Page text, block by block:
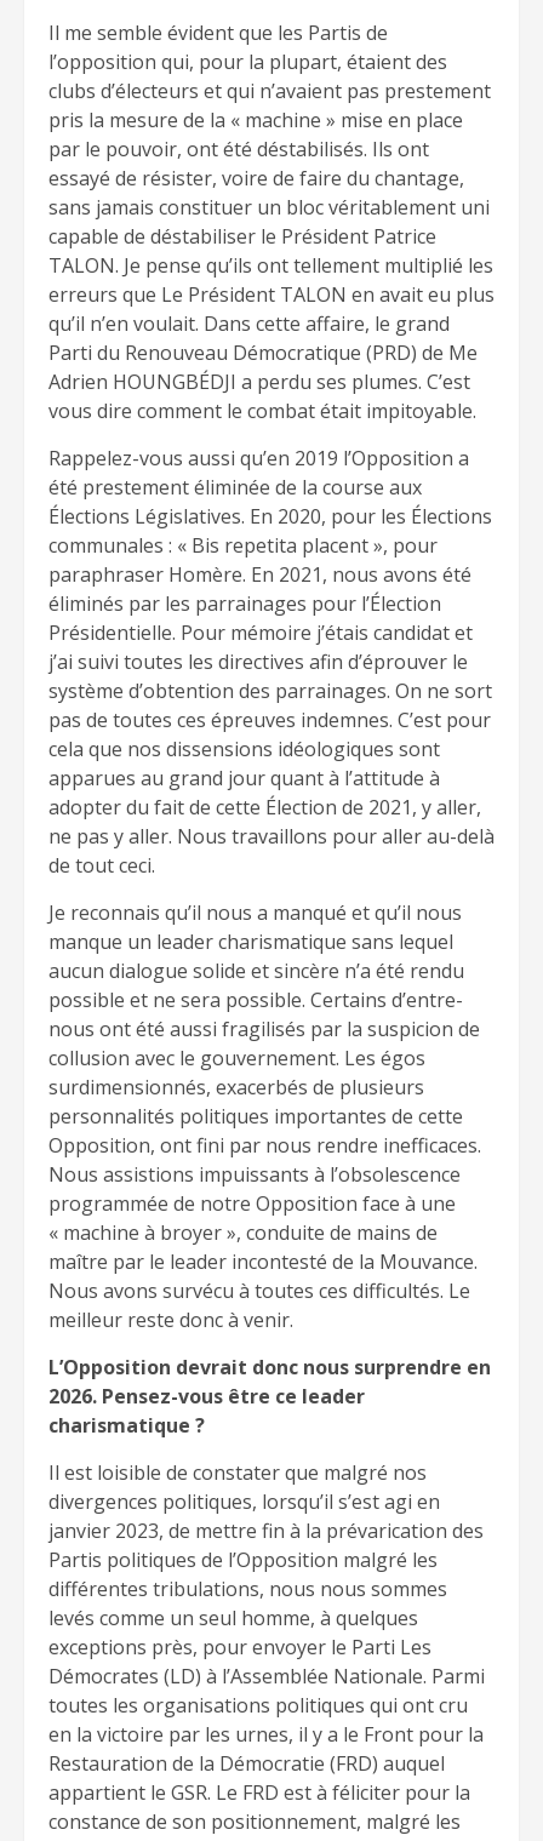
Il me semble évident que les Partis de
l’opposition qui, pour la plupart, étaient des
clubs d’électeurs et qui n’avaient pas prestement
pris la mesure de la « machine » mise en place
par le pouvoir, ont été déstabilisés. Ils ont
essayé de résister, voire de faire du chantage,
sans jamais constituer un bloc véritablement uni
capable de déstabiliser le Président Patrice
TALON. Je pense qu’ils ont tellement multiplié les
erreurs que Le Président TALON en avait eu plus
qu’il n’en voulait. Dans cette affaire, le grand
Parti du Renouveau Démocratique (PRD) de Me
Adrien HOUNGBÉDJI a perdu ses plumes. C’est
vous dire comment le combat était impitoyable.
Rappelez-vous aussi qu’en 2019 l’Opposition a
été prestement éliminée de la course aux
Élections Législatives. En 2020, pour les Élections
communales : « Bis repetita placent », pour
paraphraser Homère. En 2021, nous avons été
éliminés par les parrainages pour l’Élection
Présidentielle. Pour mémoire j’étais candidat et
j’ai suivi toutes les directives afin d’éprouver le
système d’obtention des parrainages. On ne sort
pas de toutes ces épreuves indemnes. C’est pour
cela que nos dissensions idéologiques sont
apparues au grand jour quant à l’attitude à
adopter du fait de cette Élection de 2021, y aller,
ne pas y aller. Nous travaillons pour aller au-delà
de tout ceci.
Je reconnais qu’il nous a manqué et qu’il nous
manque un leader charismatique sans lequel
aucun dialogue solide et sincère n’a été rendu
possible et ne sera possible. Certains d’entre-
nous ont été aussi fragilisés par la suspicion de
collusion avec le gouvernement. Les égos
surdimensionnés, exacerbés de plusieurs
personnalités politiques importantes de cette
Opposition, ont fini par nous rendre inefficaces.
Nous assistions impuissants à l’obsolescence
programmée de notre Opposition face à une
« machine à broyer », conduite de mains de
maître par le leader incontesté de la Mouvance.
Nous avons survécu à toutes ces difficultés. Le
meilleur reste donc à venir.
L’Opposition devrait donc nous surprendre en
2026. Pensez-vous être ce leader
charismatique ?
Il est loisible de constater que malgré nos
divergences politiques, lorsqu’il s’est agi en
janvier 2023, de mettre fin à la prévarication des
Partis politiques de l’Opposition malgré les
différentes tribulations, nous nous sommes
levés comme un seul homme, à quelques
exceptions près, pour envoyer le Parti Les
Démocrates (LD) à l’Assemblée Nationale. Parmi
toutes les organisations politiques qui ont cru
en la victoire par les urnes, il y a le Front pour la
Restauration de la Démocratie (FRD) auquel
appartient le GSR. Le FRD est à féliciter pour la
constance de son positionnement, malgré les